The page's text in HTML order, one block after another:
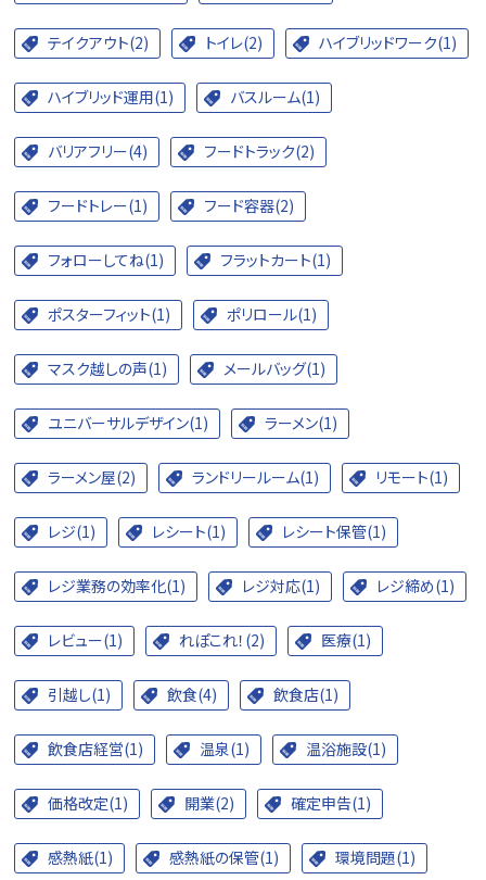
テイクアウト(2) トイレ(2) ハイブリッドワーク(1)
ハイブリッド運用(1) バスルーム(1)
バリアフリー(4) フードトラック(2)
フードトレー(1) フード容器(2)
フォローしてね(1) フラットカート(1)
ポスターフィット(1) ポリロール(1)
マスク越しの声(1) メールバッグ(1)
ユニバーサルデザイン(1) ラーメン(1)
ラーメン屋(2) ランドリールーム(1) リモート(1)
レジ(1) レシート(1) レシート保管(1)
レジ業務の効率化(1) レジ対応(1) レジ締め(1)
レビュー(1) れぽこれ！(2) 医療(1)
引越し(1) 飲食(4) 飲食店(1)
飲食店経営(1) 温泉(1) 温浴施設(1)
価格改定(1) 開業(2) 確定申告(1)
感熱紙(1) 感熱紙の保管(1) 環境問題(1)